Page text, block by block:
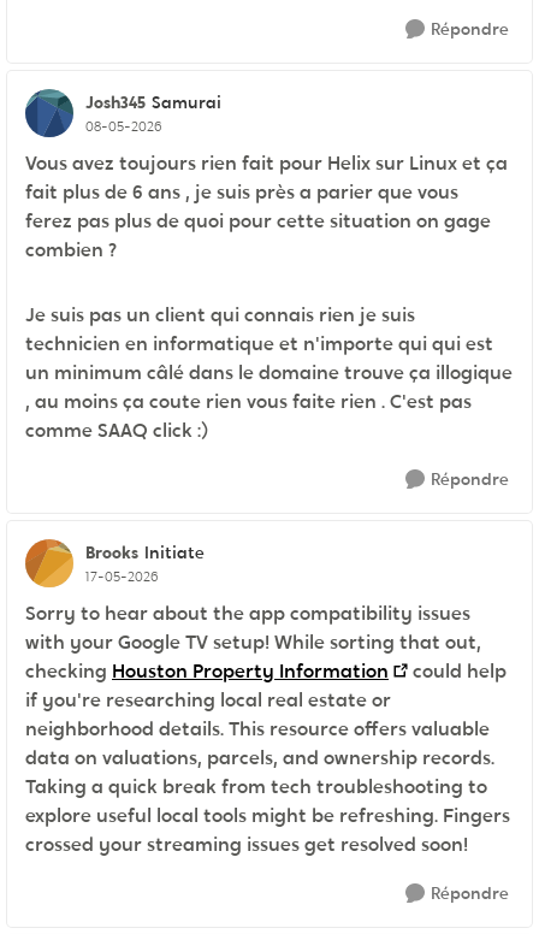
Répondre
Josh345 Samurai
08-05-2026
Vous avez toujours rien fait pour Helix sur Linux et ça
fait plus de 6 ans , je suis près a parier que vous
ferez pas plus de quoi pour cette situation on gage
combien ?
Je suis pas un client qui connais rien je suis
technicien en informatique et n'importe qui qui est
un minimum câlé dans le domaine trouve ça illogique
, au moins ça coute rien vous faite rien . C'est pas
comme SAAQ click :)
Répondre
Brooks Initiate
17-05-2026
Sorry to hear about the app compatibility issues
with your Google TV setup! While sorting that out,
checking Houston Property Information
could help
if you're researching local real estate or
neighborhood details. This resource offers valuable
data on valuations, parcels, and ownership records.
Taking a quick break from tech troubleshooting to
explore useful local tools might be refreshing. Fingers
crossed your streaming issues get resolved soon!
Répondre